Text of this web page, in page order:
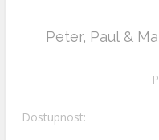
Peter, Paul &
Dostupnost: